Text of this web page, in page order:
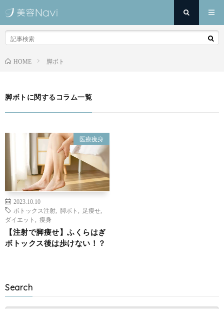
HOME 脚ボト
脚ボトに関するコラム一覧
医療痩身
2023.10.10
ボトックス注射
脚ボト 足痩せ
ダイエット
痩身
【注射で脚痩せ】ふくらはぎ
ボトックス後は歩けない！？
Search